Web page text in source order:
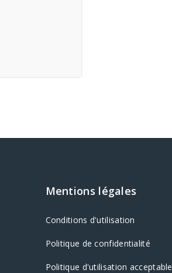
Mentions légales
Conditions d'utilisation
Politique de confidentialité
Politique d'utilisation acceptable